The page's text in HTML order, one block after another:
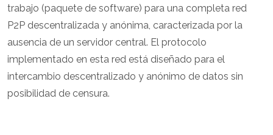
trabajo (paquete de software) para una completa red
P2P descentralizada y anónima, caracterizada por la
ausencia de un servidor central. El protocolo
implementado en esta red está diseñado para el
intercambio descentralizado y anónimo de datos sin
posibilidad de censura.